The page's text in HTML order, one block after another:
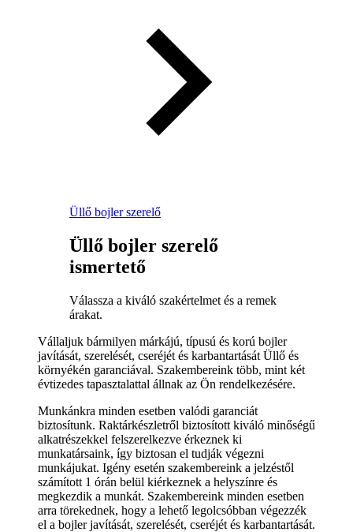
Üllő bojler szerelő
Üllő bojler szerelő
ismertető
Válassza a kiváló szakértelmet és a remek
árakat.
Vállaljuk bármilyen márkájú, típusú és korú bojler
javítását, szerelését, cseréjét és karbantartását Üllő és
környékén garanciával. Szakembereink több, mint két
évtizedes tapasztalattal állnak az Ön rendelkezésére.
Munkánkra minden esetben valódi garanciát
biztosítunk. Raktárkészletről biztosított kiváló minőségű
alkatrészekkel felszerelkezve érkeznek ki
munkatársaink, így biztosan el tudják végezni
munkájukat. Igény esetén szakembereink a jelzéstől
számított 1 órán belül kiérkeznek a helyszínre és
megkezdik a munkát. Szakembereink minden esetben
arra törekednek, hogy a lehető legolcsóbban végezzék
el a bojler javítását, szerelését, cseréjét és karbantartását.